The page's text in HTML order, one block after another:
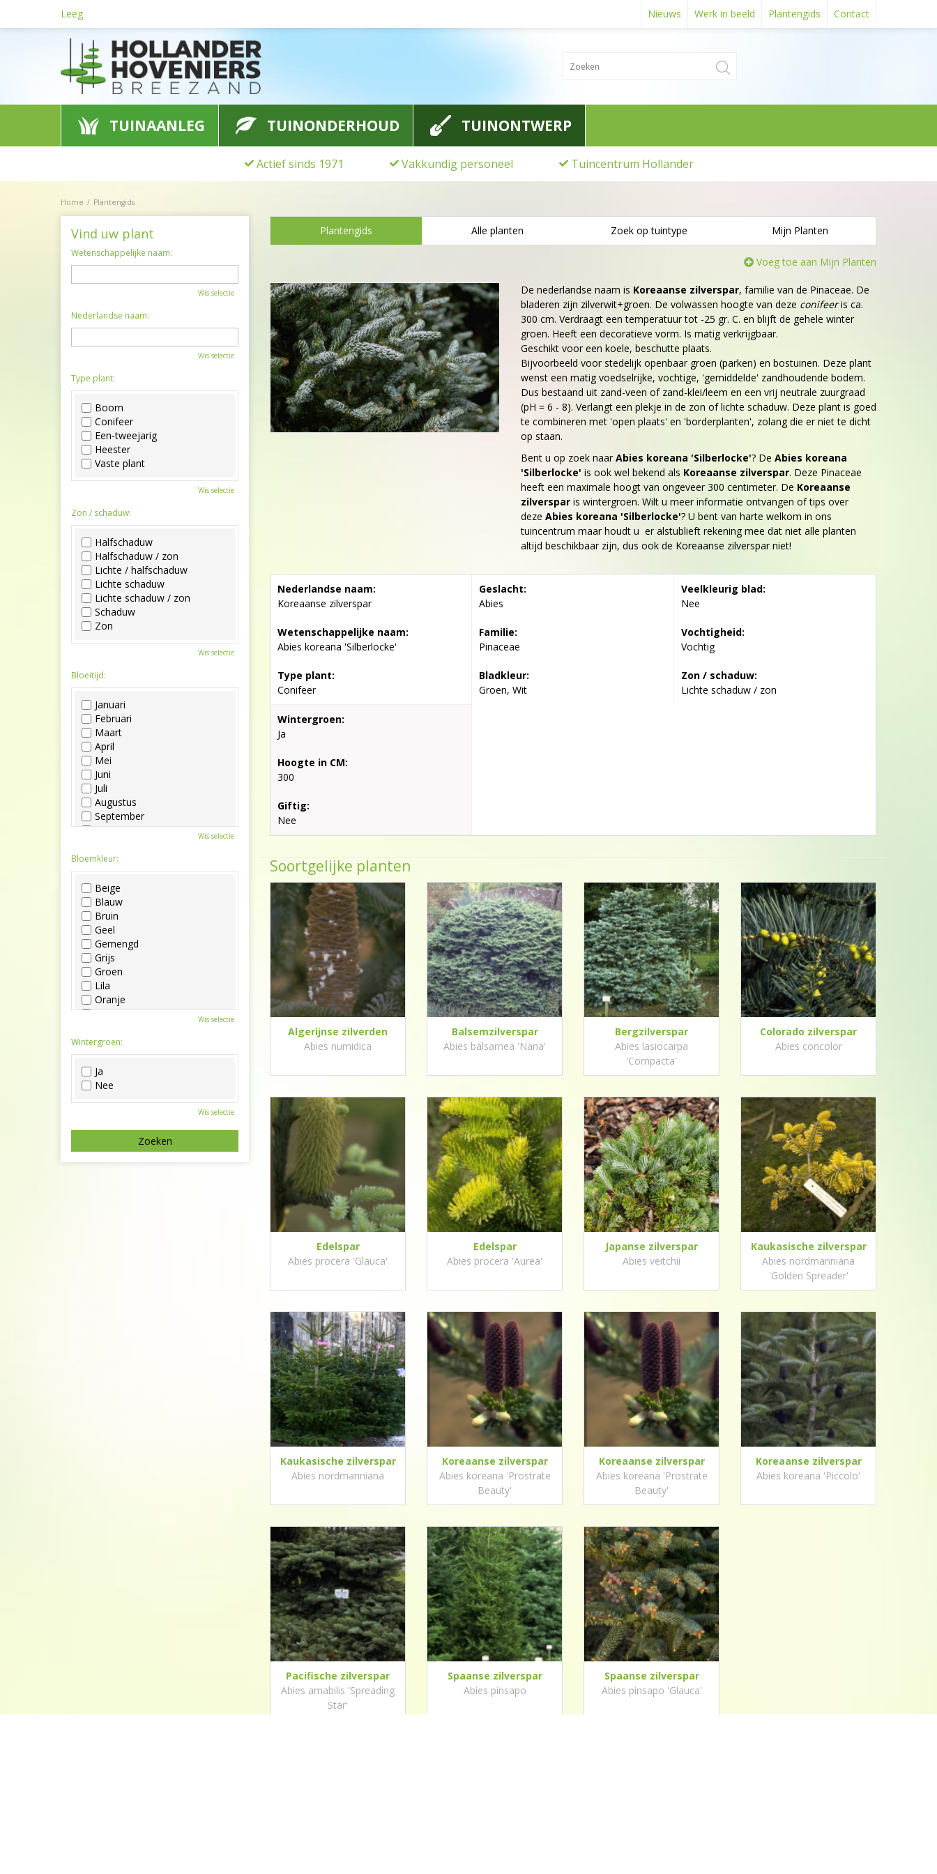
Home Plantengids
Leeg Nieuws Werk in beeld Plantengids Contact
TUINAANLEG TUINONDERHOUD TUINONTWERP
Actief sinds 1971 Vakkundig personeel Tuincentrum Hollander
Plantengids Alle planten Zoek op tuintype Mijn Planten
Voeg toe aan Mijn Planten
De nederlandse naam is Koreaanse zilverspar, familie van de Pinaceae. De
bladeren zijn zilverwit+groen. De volwassen hoogte van deze conifeeris ca.
300 cm. Verdraagt een temperatuur tot -25 gr. C. en blijft de gehele winter
groen. Heeft een decoratieve vorm. Is matig verkrijgbaar.
Geschikt voor een koele, beschutte plaats.
Bijvoorbeeld voor stedelijk openbaar groen (parken) en bostuinen. Deze plant
wenst een matig voedselrijke, vochtige, 'gemiddelde' zandhoudende bodem.
Dus bestaand uit zand-veen of zand-klei/leem en een vrij neutrale zuurgraad
(pH = 6 - 8). Verlangt een plekje in de zon of lichte schaduw. Deze plant is goed
te combineren met 'open plaats' en 'borderplanten', zolang die er niet te dicht
op staan.
Bent u op zoek naar Abies koreana 'Silberlocke'? De Abies koreana
'Silberlocke' is ook wel bekend als Koreaanse zilverspar. Deze Pinaceae
heeft een maximale hoogt van ongeveer 300 centimeter. De Koreaanse
zilverspar is wintergroen. Wilt u meer informatie ontvangen of tips over
deze Abies koreana 'Silberlocke'? U bent van harte welkom in ons
tuincentrum maar houdt u er alstublieft rekening mee dat niet alle planten
altijd beschikbaar zijn, dus ook de Koreaanse zilverspar niet!
Nederlandse naam:
Koreaanse zilverspar
Wetenschappelijke naam:
Abies koreana 'Silberlocke'
Type plant:
Conifeer
Geslacht:
Abies
Familie:
Pinaceae
Bladkleur:
Groen, Wit
Veelkleurig blad:
Nee
Vochtigheid:
Vochtig
Zon / schaduw:
Lichte schaduw / zon
Wintergroen:
Ja
Hoogte in CM:
300
Giftig:
Nee
Soortgelijke planten
Algerijnse zilverden
Abies numidica
Balsemzilverspar
Abies balsamea 'Nana'
Bergzilverspar
Abies lasiocarpa
'Compacta'
Colorado zilverspar
Abies concolor
Edelspar
Abies procera 'Glauca'
Edelspar
Abies procera 'Aurea'
Japanse zilverspar
Abies veitchii
Kaukasische zilverspar
Abies nordmanniana
'Golden Spreader'
Kaukasische zilverspar
Abies nordmanniana
Koreaanse zilverspar
Abies koreana 'Prostrate
Beauty'
Koreaanse zilverspar
Abies koreana 'Prostrate
Beauty'
Koreaanse zilverspar
Abies koreana 'Piccolo'
Pacifische zilverspar
Abies amabilis 'Spreading
Star'
Spaanse zilverspar
Abies pinsapo
Spaanse zilverspar
Abies pinsapo 'Glauca'
Vind uw plant
Wetenschappelijke naam:
Wis selectie
Nederlandse naam:
Wis selectie
Type plant:
Boom
Conifeer
Een-tweejarig
Heester
Vaste plant
Wis selectie
Zon / schaduw:
Halfschaduw
Halfschaduw / zon
Lichte / halfschaduw
Lichte schaduw
Lichte schaduw / zon
Schaduw
Zon
Wis selectie
Bloeitijd:
Januari
Februari
Maart
April
Mei
Juni
Juli
Augustus
September
Oktober
December
Wis selectie
Bloemkleur:
Beige
Blauw
Bruin
Geel
Gemengd
Grijs
Groen
Lila
Oranje
Paars
Roze
Wit
Zwart
Wis selectie
Wintergroen:
Ja
Nee
Wis selectie